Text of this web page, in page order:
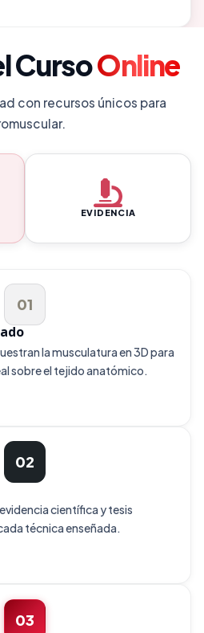
CursoOnline
con recursos únicos para
EVIDENCIA
01
la musculatura en 3D para
sobre el tejido anatómico.
02
científica y tesis
técnica enseñada.
03